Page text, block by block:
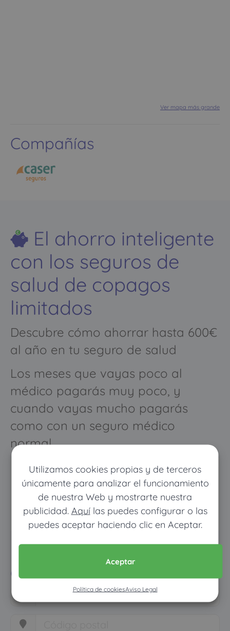
Utilizamos cookies propias y de terceros
únicamente para analizar el funcionamiento
de nuestra Web y mostrarte nuestra
publicidad. Aquílas puedes configurar o las
puedes aceptar haciendo clic en Aceptar.
Aceptar
Política de cookiesAviso Legal
Ver mapa más grande
Compañías
El ahorro inteligente
con los seguros de
salud de copagos
limitados
Descubre cómo ahorrar hasta 600€
al año en tu seguro de salud
Los meses que vayas poco al
médico pagarás muy poco, y
cuando vayas mucho pagarás
como con un seguro médico
normal
Pon tus datos y descubre
cuánto dinero ahorrarías